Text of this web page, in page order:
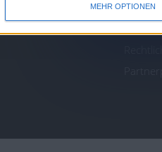
MEHR OPTIONEN
SiteMap